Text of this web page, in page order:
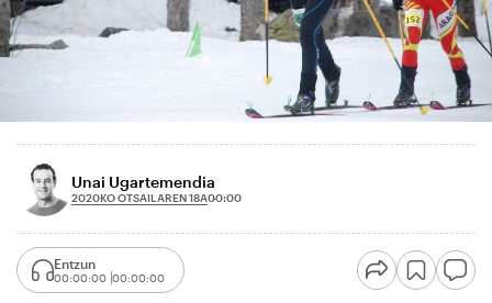
Unai Ugartemendia
2020KO OTSAILAREN 18A00:00
Entzun
00:00:00 00:00:00